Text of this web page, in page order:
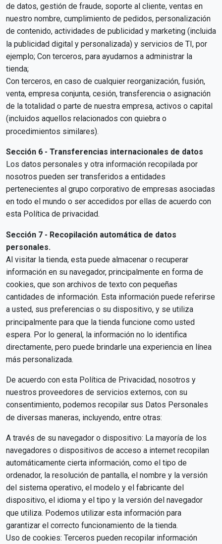
de datos, gestión de fraude, soporte al cliente, ventas en
nuestro nombre, cumplimiento de pedidos, personalización
de contenido, actividades de publicidad y marketing (incluida
la publicidad digital y personalizada) y servicios de TI, por
ejemplo; Con terceros, para ayudarnos a administrar la
tienda;
Con terceros, en caso de cualquier reorganización, fusión,
venta, empresa conjunta, cesión, transferencia o asignación
de la totalidad o parte de nuestra empresa, activos o capital
(incluidos aquellos relacionados con quiebra o
procedimientos similares).
Sección 6 - Transferencias internacionales de datos
Los datos personales y otra información recopilada por
nosotros pueden ser transferidos a entidades
pertenecientes al grupo corporativo de empresas asociadas
en todo el mundo o ser accedidos por ellas de acuerdo con
esta Política de privacidad.
Sección 7 - Recopilación automática de datos
personales.
Al visitar la tienda, esta puede almacenar o recuperar
información en su navegador, principalmente en forma de
cookies, que son archivos de texto con pequeñas
cantidades de información. Esta información puede referirse
a usted, sus preferencias o su dispositivo, y se utiliza
principalmente para que la tienda funcione como usted
espera. Por lo general, la información no lo identifica
directamente, pero puede brindarle una experiencia en línea
más personalizada.
De acuerdo con esta Política de Privacidad, nosotros y
nuestros proveedores de servicios externos, con su
consentimiento, podemos recopilar sus Datos Personales
de diversas maneras, incluyendo, entre otras:
A través de su navegador o dispositivo: La mayoría de los
navegadores o dispositivos de acceso a internet recopilan
automáticamente cierta información, como el tipo de
ordenador, la resolución de pantalla, el nombre y la versión
del sistema operativo, el modelo y el fabricante del
dispositivo, el idioma y el tipo y la versión del navegador
que utiliza. Podemos utilizar esta información para
garantizar el correcto funcionamiento de la tienda.
Uso de cookies: Terceros pueden recopilar información